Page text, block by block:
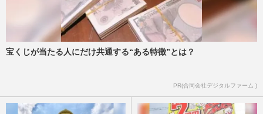
宝くじが当たる人にだけ共通する“ある特徴”とは？
PR(合同会社デジタルファーム )